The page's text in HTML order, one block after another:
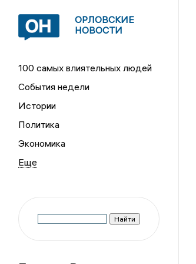
ОРЛОВСКИЕ
НОВОСТИ
100 самых влиятельных людей
События недели
Истории
Политика
Экономика